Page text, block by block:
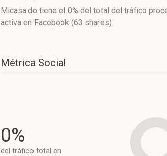
Micasa.do tiene el 0% del total del tráfico
activa en Facebook (63 shares)
Métrica Social
0%
del tráfico total en